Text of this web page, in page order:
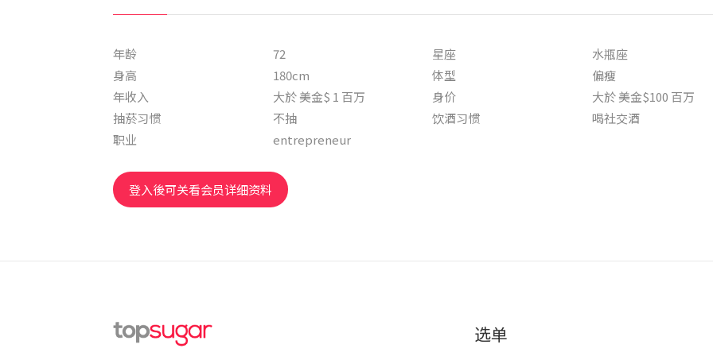
年龄 72 星座
水瓶座
身高
180cm 体型
偏瘦
年收入
大於 美金$ 1 百万 身价
大於 美金$100 百万
抽菸习惯
不抽 饮酒习惯
喝社交酒
职业
entrepreneur
登入後可关看会员详细资料
选单